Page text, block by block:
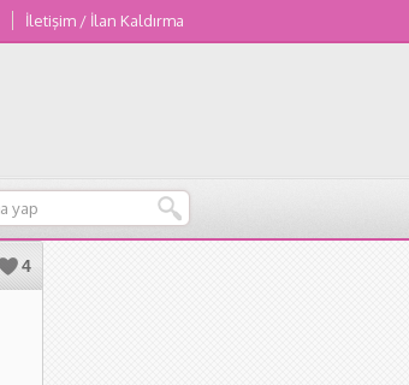
İletişim / İlan Kaldırma
4